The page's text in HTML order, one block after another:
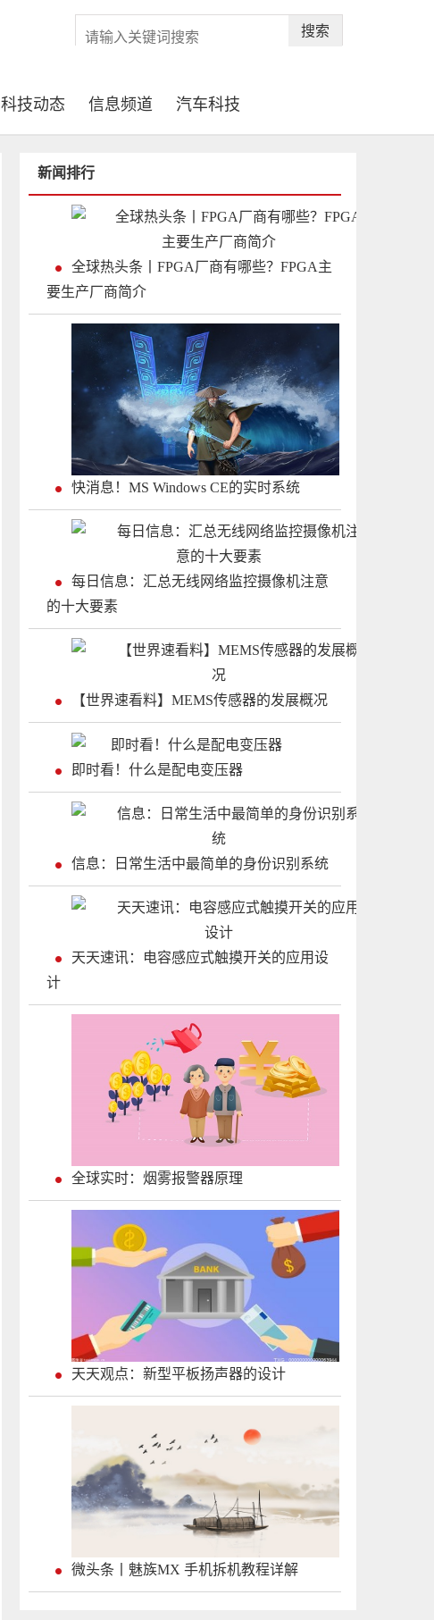
搜索
科技动态 信息频道 汽车科技
新闻排行
全球热头条丨FPGA厂商有哪些？FPGA主
要生产厂商简介
快消息！MS Windows CE的实时系统
每日信息：汇总无线网络监控摄像机注意
的十大要素
【世界速看料】MEMS传感器的发展概况
即时看！什么是配电变压器
信息：日常生活中最简单的身份识别系统
天天速讯：电容感应式触摸开关的应用设
计
全球实时：烟雾报警器原理
天天观点：新型平板扬声器的设计
微头条丨魅族MX 手机拆机教程详解